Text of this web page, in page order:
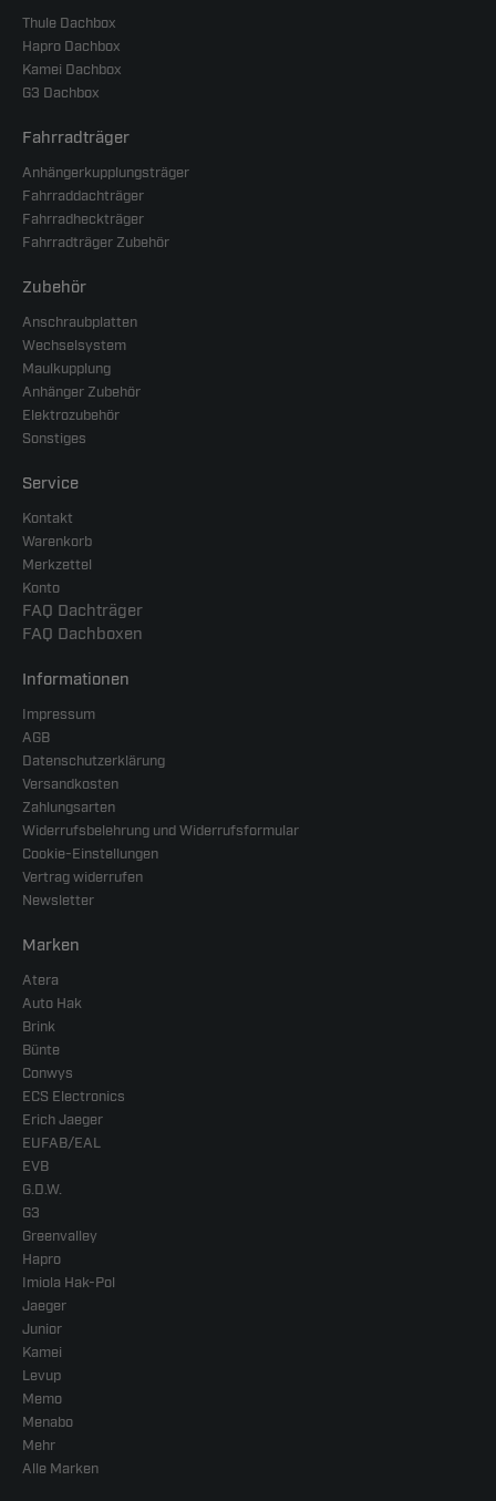
Thule Dachbox
Hapro Dachbox
Kamei Dachbox
G3 Dachbox
Fahrradträger
Anhängerkupplungsträger
Fahrraddachträger
Fahrradheckträger
Fahrradträger Zubehör
Zubehör
Anschraubplatten
Wechselsystem
Maulkupplung
Anhänger Zubehör
Elektrozubehör
Sonstiges
Service
Kontakt
Warenkorb
Merkzettel
Konto
FAQ Dachträger
FAQ Dachboxen
Informationen
Impressum
AGB
Datenschutzerklärung
Versandkosten
Zahlungsarten
Widerrufsbelehrung und Widerrufsformular
Cookie-Einstellungen
Vertrag widerrufen
Newsletter
Marken
Atera
Auto Hak
Brink
Bünte
Conwys
ECS Electronics
Erich Jaeger
EUFAB/EAL
EVB
G.D.W.
G3
Greenvalley
Hapro
Imiola Hak-Pol
Jaeger
Junior
Kamei
Levup
Memo
Menabo
Mehr
Alle Marken